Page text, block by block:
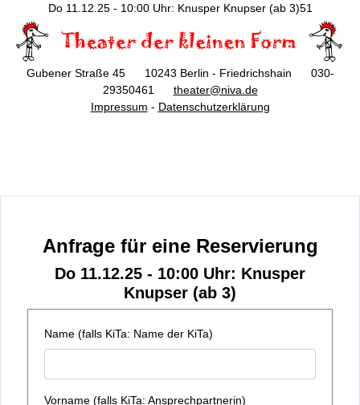
Do 11.12.25 - 10:00 Uhr: Knusper Knupser (ab 3)51
Gubener Straße 45 10243 Berlin - Friedrichshain 030-
29350461 theater@niva.de
Impressum - Datenschutzerklärung
Anfrage für eine Reservierung
Do 11.12.25 - 10:00 Uhr: Knusper
Knupser (ab 3)
Name (falls KiTa: Name der KiTa)
Vorname (falls KiTa: Ansprechpartnerin)